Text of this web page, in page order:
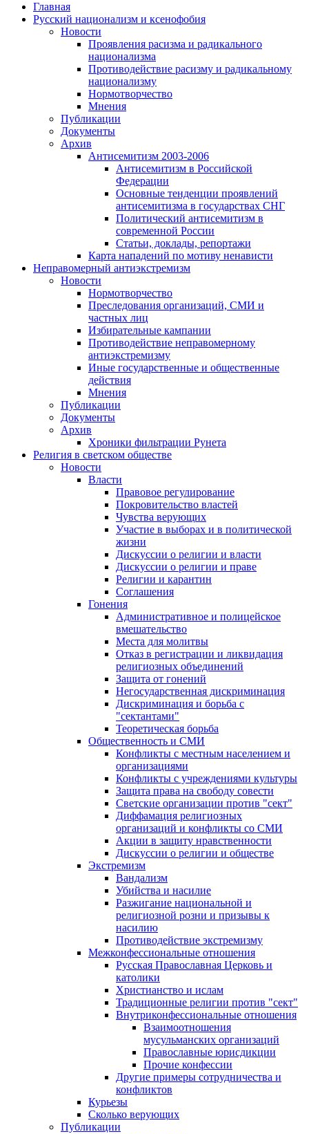
Главная
Русский национализм и ксенофобия
Новости
Проявления расизма и радикального
национализма
Противодействие расизму и радикальному
национализму
Нормотворчество
Мнения
Публикации
Документы
Архив
Антисемитизм 2003-2006
Антисемитизм в Российской
Федерации
Основные тенденции проявлений
антисемитизма в государствах СНГ
Политический антисемитизм в
современной России
Статьи, доклады, репортажи
Карта нападений по мотиву ненависти
Неправомерный антиэкстремизм
Новости
Нормотворчество
Преследования организаций, СМИ и
частных лиц
Избирательные кампании
Противодействие неправомерному
антиэкстремизму
Иные государственные и общественные
действия
Мнения
Публикации
Документы
Архив
Хроники фильтрации Рунета
Религия в светском обществе
Новости
Власти
Правовое регулирование
Покровительство властей
Чувства верующих
Участие в выборах и в политической
жизни
Дискуссии о религии и власти
Дискуссии о религии и праве
Религии и карантин
Соглашения
Гонения
Административное и полицейское
вмешательство
Места для молитвы
Отказ в регистрации и ликвидация
религиозных объединений
Защита от гонений
Негосударственная дискриминация
Дискриминация и борьба с
"сектантами"
Теоретическая борьба
Общественность и СМИ
Конфликты с местным населением и
организациями
Конфликты с учреждениями культуры
Защита права на свободу совести
Светские организации против "сект"
Диффамация религиозных
организаций и конфликты со СМИ
Акции в защиту нравственности
Дискуссии о религии и обществе
Экстремизм
Вандализм
Убийства и насилие
Разжигание национальной и
религиозной розни и призывы к
насилию
Противодействие экстремизму
Межконфессиональные отношения
Русская Православная Церковь и
католики
Христианство и ислам
Традиционные религии против "сект"
Внутриконфессиональные отношения
Взаимоотношения
мусульманских организаций
Православные юрисдикции
Прочие конфессии
Другие примеры сотрудничества и
конфликтов
Курьезы
Сколько верующих
Публикации